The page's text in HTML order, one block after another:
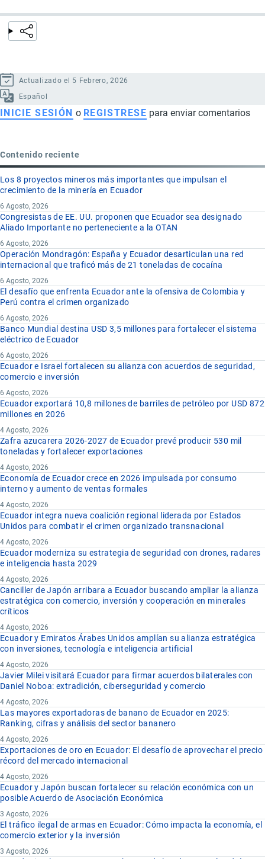
Actualizado el 5 Febrero, 2026
Español
INICIE SESIÓN o REGISTRESE para enviar comentarios
Contenido reciente
Los 8 proyectos mineros más importantes que impulsan el
crecimiento de la minería en Ecuador
6 Agosto, 2026
Congresistas de EE. UU. proponen que Ecuador sea designado
Aliado Importante no perteneciente a la OTAN
6 Agosto, 2026
Operación Mondragón: España y Ecuador desarticulan una red
internacional que traficó más de 21 toneladas de cocaína
6 Agosto, 2026
El desafío que enfrenta Ecuador ante la ofensiva de Colombia y
Perú contra el crimen organizado
6 Agosto, 2026
Banco Mundial destina USD 3,5 millones para fortalecer el sistema
eléctrico de Ecuador
6 Agosto, 2026
Ecuador e Israel fortalecen su alianza con acuerdos de seguridad,
comercio e inversión
6 Agosto, 2026
Ecuador exportará 10,8 millones de barriles de petróleo por USD 872
millones en 2026
4 Agosto, 2026
Zafra azucarera 2026-2027 de Ecuador prevé producir 530 mil
toneladas y fortalecer exportaciones
4 Agosto, 2026
Economía de Ecuador crece en 2026 impulsada por consumo
interno y aumento de ventas formales
4 Agosto, 2026
Ecuador integra nueva coalición regional liderada por Estados
Unidos para combatir el crimen organizado transnacional
4 Agosto, 2026
Ecuador moderniza su estrategia de seguridad con drones, radares
e inteligencia hasta 2029
4 Agosto, 2026
Canciller de Japón arribara a Ecuador buscando ampliar la alianza
estratégica con comercio, inversión y cooperación en minerales
críticos
4 Agosto, 2026
Ecuador y Emiratos Árabes Unidos amplían su alianza estratégica
con inversiones, tecnología e inteligencia artificial
4 Agosto, 2026
Javier Milei visitará Ecuador para firmar acuerdos bilaterales con
Daniel Noboa: extradición, ciberseguridad y comercio
4 Agosto, 2026
Las mayores exportadoras de banano de Ecuador en 2025:
Ranking, cifras y análisis del sector bananero
4 Agosto, 2026
Exportaciones de oro en Ecuador: El desafío de aprovechar el precio
récord del mercado internacional
4 Agosto, 2026
Ecuador y Japón buscan fortalecer su relación económica con un
posible Acuerdo de Asociación Económica
3 Agosto, 2026
El tráfico ilegal de armas en Ecuador: Cómo impacta la economía, el
comercio exterior y la inversión
3 Agosto, 2026